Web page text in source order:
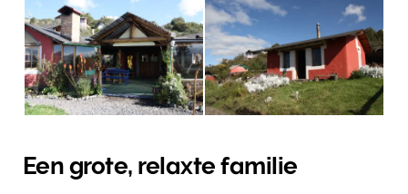
Een grote, relaxte familie